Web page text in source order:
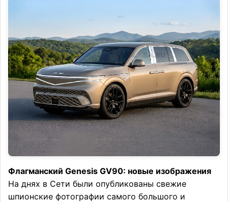
Флагманский Genesis GV90: новые изображения
На днях в Сети были опубликованы свежие
шпионские фотографии самого большого и